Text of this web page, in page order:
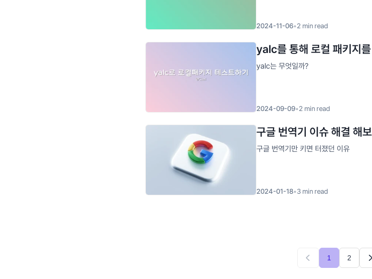
2024-11-06•2 min read
yalc를 통해 로컬 패키지
yalc는 무엇일까?
2024-09-09•2 min read
구글 번역기 이슈 해결 해
구글 번역기만 키면 터졌던 이유
2024-01-18•3 min read
1 2